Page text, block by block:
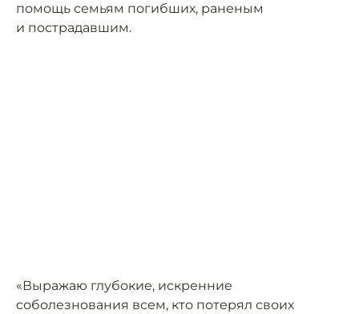
помощь семьям погибших, раненым
и пострадавшим.
«Выражаю глубокие, искренние
соболезнования всем, кто потерял своих